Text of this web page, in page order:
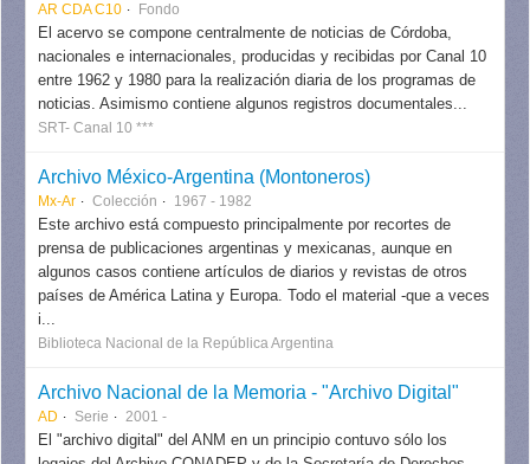
AR CDA C10 Fondo
El acervo se compone centralmente de noticias de Córdoba,
nacionales e internacionales, producidas y recibidas por Canal 10
entre 1962 y 1980 para la realización diaria de los programas de
noticias. Asimismo contiene algunos registros documentales...
SRT- Canal 10 ***
Archivo México-Argentina (Montoneros)
Mx-Ar Colección 1967 - 1982
Este archivo está compuesto principalmente por recortes de
prensa de publicaciones argentinas y mexicanas, aunque en
algunos casos contiene artículos de diarios y revistas de otros
países de América Latina y Europa. Todo el material -que a veces
i...
Biblioteca Nacional de la República Argentina
Archivo Nacional de la Memoria - "Archivo Digital"
AD Serie 2001 -
El "archivo digital" del ANM en un principio contuvo sólo los